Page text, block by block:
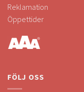
Reklamation
Öppettider
FÖLJ OSS